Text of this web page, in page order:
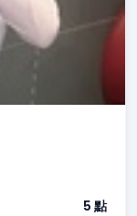
5 點